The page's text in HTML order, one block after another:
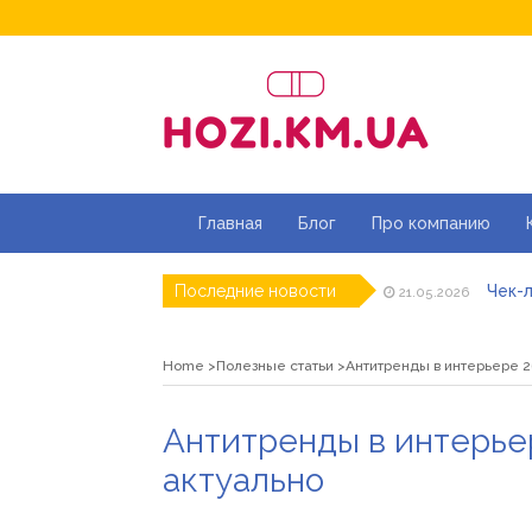
Главная Блог Про компанию
Последние новости 21.05.2026 Чек-
07.05.2026
Home Полезные статьи Антитренды в интерьере
Антитренды в
актуально